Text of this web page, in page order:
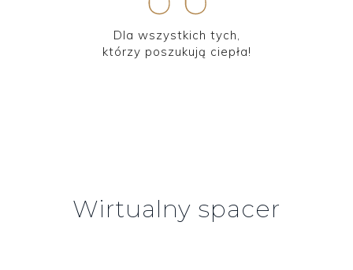
Dla wszystkich tych,
którzy poszukują ciepła!
Wirtualny spacer